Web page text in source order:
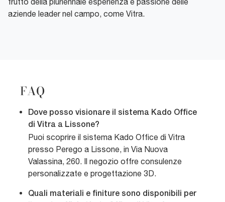
aziende leader nel campo, come Vitra.
FAQ
Dove posso visionare il sistema Kado Office
di Vitra a Lissone?
Puoi scoprire il sistema Kado Office di Vitra
presso Perego a Lissone, in Via Nuova
Valassina, 260. Il negozio offre consulenze
personalizzate e progettazione 3D.
Quali materiali e finiture sono disponibili per